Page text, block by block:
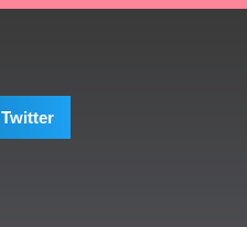
Twitter